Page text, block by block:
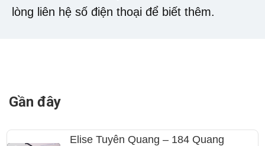
lòng liên hệ số điện thoại để biết thêm.
Gần đây
Elise Tuyên Quang – 184 Quang